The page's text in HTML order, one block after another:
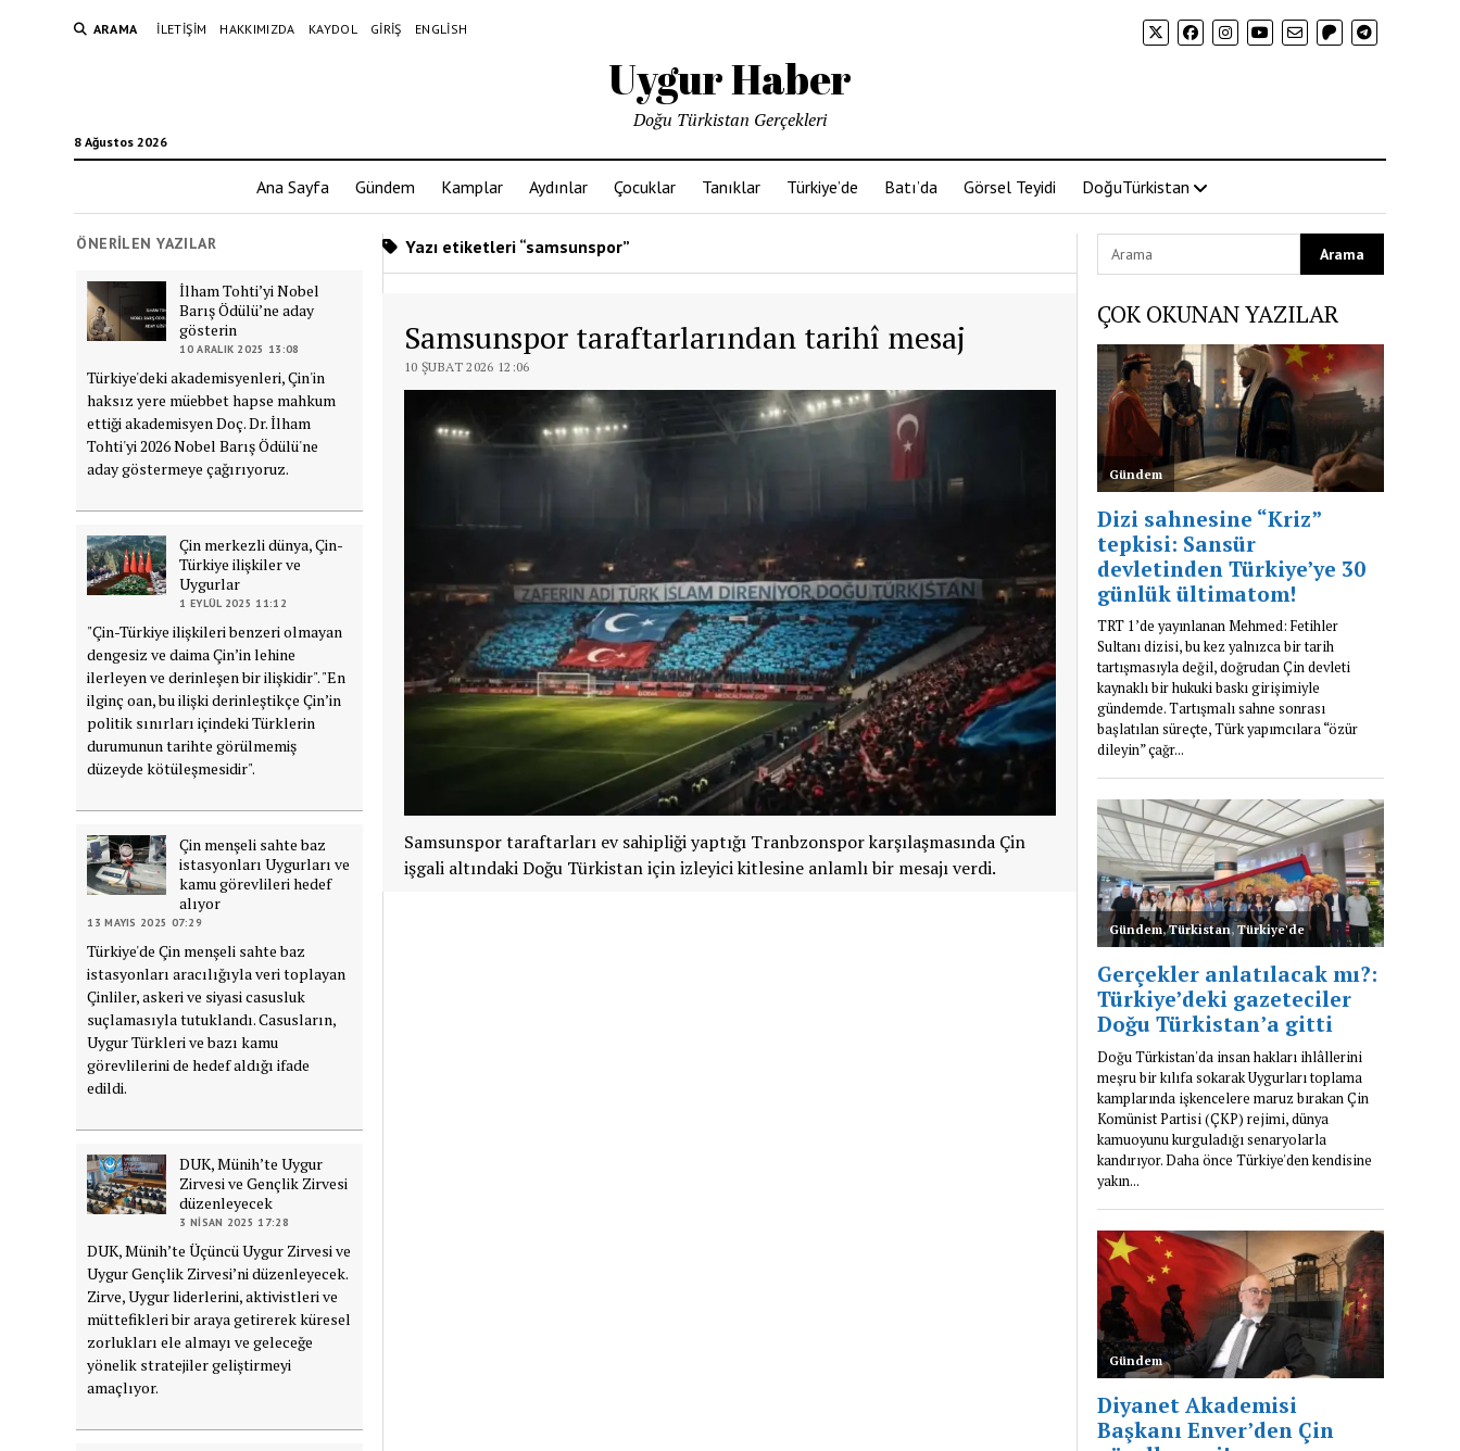
ARAMA İLETIŞIM HAKKIMIZDA KAYDOL GIRIŞ ENGLISH
Uygur Haber
8 Ağustos 2026
Doğu Türkistan Gerçekleri
Ana Sayfa Gündem Kamplar Aydınlar Çocuklar Tanıklar Türkiye’de Batı’da Görsel Teyidi DoğuTürkistan
ÖNERILEN YAZILAR
İlham Tohti’yi Nobel
Barış Ödülü’ne aday
gösterin
10 ARALIK 2025 13:08
Türkiye'deki akademisyenleri, Çin'in
haksız yere müebbet hapse mahkum
ettiği akademisyen Doç. Dr. İlham
Tohti'yi 2026 Nobel Barış Ödülü'ne
aday göstermeye çağırıyoruz.
Çin merkezli dünya, Çin-
Türkiye ilişkiler ve
Uygurlar
1 EYLÜL 2025 11:12
"Çin-Türkiye ilişkileri benzeri olmayan
dengesiz ve daima Çin’in lehine
ilerleyen ve derinleşen bir ilişkidir". "En
ilginç oan, bu ilişki derinleştikçe Çin’in
politik sınırları içindeki Türklerin
durumunun tarihte görülmemiş
düzeyde kötüleşmesidir".
Çin menşeli sahte baz
istasyonları Uygurları ve
kamu görevlileri hedef
alıyor
13 MAYIS 2025 07:29
Türkiye'de Çin menşeli sahte baz
istasyonları aracılığıyla veri toplayan
Çinliler, askeri ve siyasi casusluk
suçlamasıyla tutuklandı. Casusların,
Uygur Türkleri ve bazı kamu
görevlilerini de hedef aldığı ifade
edildi.
DUK, Münih’te Uygur
Zirvesi ve Gençlik Zirvesi
düzenleyecek
3 NISAN 2025 17:28
DUK, Münih’te Üçüncü Uygur Zirvesi ve
Uygur Gençlik Zirvesi’ni düzenleyecek.
Zirve, Uygur liderlerini, aktivistleri ve
müttefikleri bir araya getirerek küresel
zorlukları ele almayı ve geleceğe
yönelik stratejiler geliştirmeyi
amaçlıyor.
Yazı etiketleri “samsunspor”
Samsunspor taraftarlarından tarihî mesaj
10 ŞUBAT 2026 12:06
Samsunspor taraftarları ev sahipliği yaptığı Tranbzonspor karşılaşmasında Çin
işgali altındaki Doğu Türkistan için izleyici kitlesine anlamlı bir mesajı verdi.
ÇOK OKUNAN YAZILAR